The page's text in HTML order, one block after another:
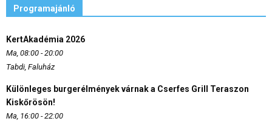
Programajánló
KertAkadémia 2026
Ma, 08:00 - 20:00
Tabdi, Faluház
Különleges burgerélmények várnak a Cserfes Grill Teraszon
Kiskőrösön!
Ma, 16:00 - 22:00